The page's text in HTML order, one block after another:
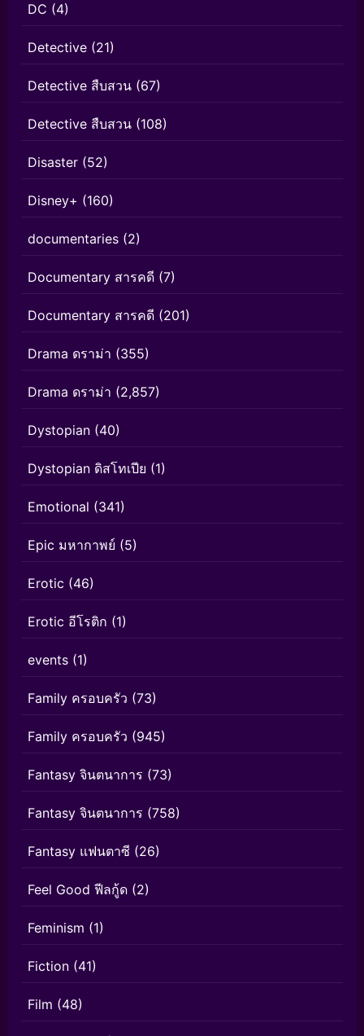
DC (4)
Detective (21)
Detective สืบสวน (67)
Detective สืบสวน (108)
Disaster (52)
Disney+ (160)
documentaries (2)
Documentary สารคดี (7)
Documentary สารคดี (201)
Drama ดราม่า (355)
Drama ดราม่า (2,857)
Dystopian (40)
Dystopian ดิสโทเปีย (1)
Emotional (341)
Epic มหากาพย์ (5)
Erotic (46)
Erotic อีโรติก (1)
events (1)
Family ครอบครัว (73)
Family ครอบครัว (945)
Fantasy จินตนาการ (73)
Fantasy จินตนาการ (758)
Fantasy แฟนตาซี (26)
Feel Good ฟีลกู้ด (2)
Feminism (1)
Fiction (41)
Film (48)